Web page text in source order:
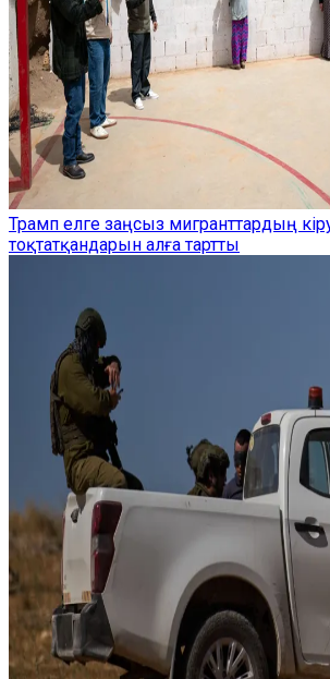
Трамп елге заңсыз мигранттардың
тоқтатқандарын алға тартты